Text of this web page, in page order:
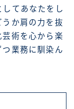
てあなたをし
か肩の力を抜
術を心から楽
業務に馴染ん